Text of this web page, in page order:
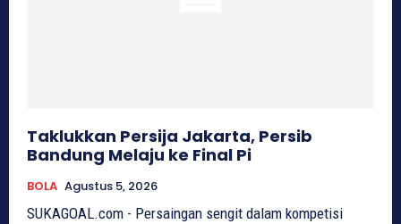
Taklukkan Persija Jakarta, Persib
Bandung Melaju ke Final Pi
BOLA Agustus 5, 2026
SUKAGOAL.com - Persaingan sengit dalam kompetisi